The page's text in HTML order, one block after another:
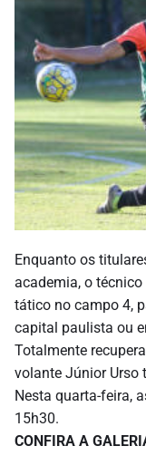
Enquanto os
academia, o
tático no campo 4,
capital paulista ou
Totalmente
volante Júnior Urso
Nesta quarta-feira,
15h30.
CONFIRA A